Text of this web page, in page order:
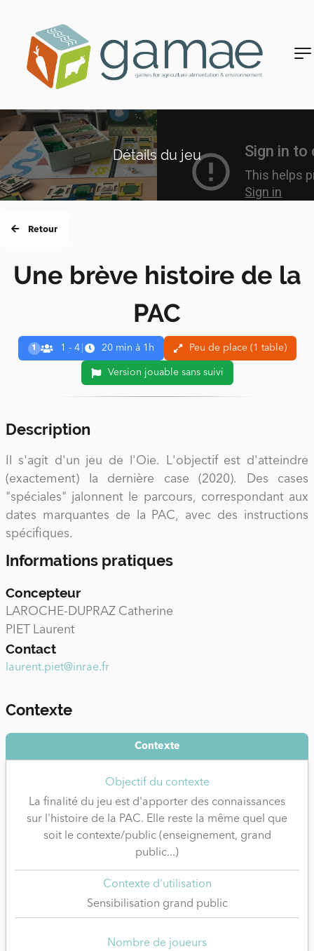
Détails du jeu
Retour
Une brève histoire de la
PAC
1 1 - 4 20 min à 1h Peu de place (1 table)
Version jouable sans suivi
Description
Il s'agit d'un jeu de l'Oie. L'objectif est d'atteindre
(exactement) la dernière case (2020). Des cases
"spéciales" jalonnent le parcours, correspondant aux
dates marquantes de la PAC, avec des instructions
spécifiques.
Informations pratiques
Concepteur
LAROCHE-DUPRAZ Catherine
PIET Laurent
Contact
laurent.piet@inrae.fr
Contexte
Contexte
Objectif du contexte
La finalité du jeu est d'apporter des connaissances
sur l'histoire de la PAC. Elle reste la même quel que
soit le contexte/public (enseignement, grand
public...)
Contexte d'utilisation
Sensibilisation grand public
Nombre de joueurs